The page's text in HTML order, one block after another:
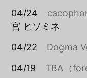
04/24
宮 ヒソミネ
04/22 Dogma
04/19 TBA（